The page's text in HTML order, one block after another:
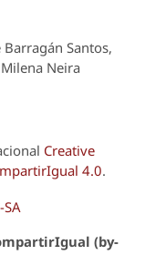
Santos,
Neira
Creative
4.0.
(by-